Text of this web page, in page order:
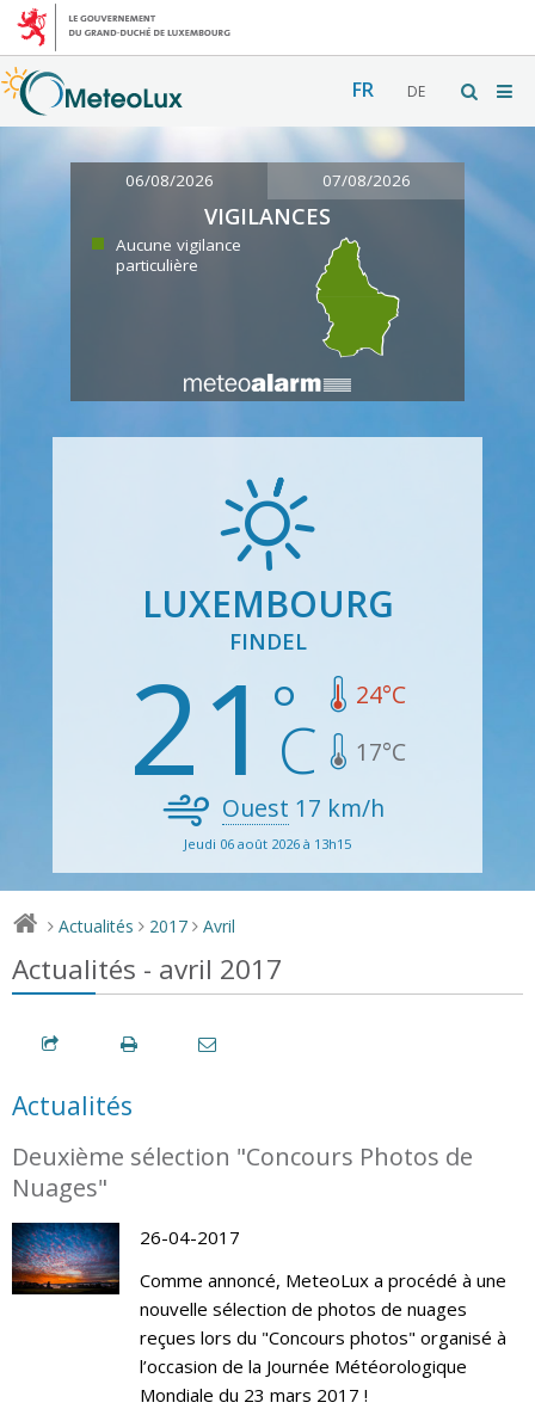
FR DE
06/08/2026 07/08/2026
VIGILANCES
Aucune vigilance
particulière
LUXEMBOURG
FINDEL
21 24°C
17°C
Ouest 17 km/h
Jeudi 06 août 2026 à 13h15
> Actualités > 2017 > Avril
Actualités - avril 2017
Actualités
Deuxième sélection "Concours Photos de
Nuages"
26-04-2017
Comme annoncé, MeteoLux a procédé à une
nouvelle sélection de photos de nuages
reçues lors du "Concours photos" organisé à
l’occasion de la Journée Météorologique
Mondiale du 23 mars 2017 !